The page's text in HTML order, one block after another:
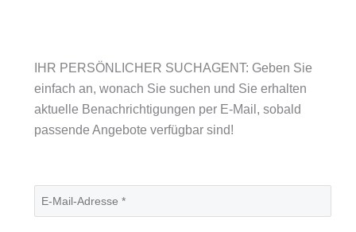
IHR PERSÖNLICHER SUCHAGENT: Geben Sie
einfach an, wonach Sie suchen und Sie erhalten
aktuelle Benachrichtigungen per E-Mail, sobald
passende Angebote verfügbar sind!